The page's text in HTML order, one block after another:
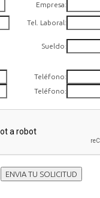
Empresa:
Tel. Laboral:
Sueldo:
Teléfono:
Teléfono:
ENVIA TU SOLICITUD